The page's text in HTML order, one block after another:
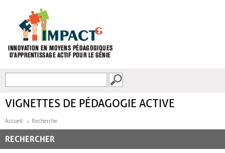
FORMULAIRE DE
VIGNETTES DE PÉDAGOGIE ACTIVE
Accueil Recherche
RECHERCHER